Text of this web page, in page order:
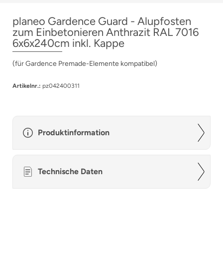
planeo Gardence Guard - Alupfosten
zum Einbetonieren Anthrazit RAL 7016
6x6x240cm inkl. Kappe
(für Gardence Premade-Elemente kompatibel)
Artikelnr.: pz042400311
Produktinformation
Technische Daten